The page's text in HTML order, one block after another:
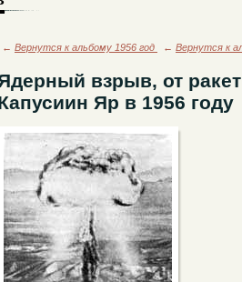
← Вернутся к альбому 1956 год ← Вернутся к
взрыв, от
Яр в 1956 году